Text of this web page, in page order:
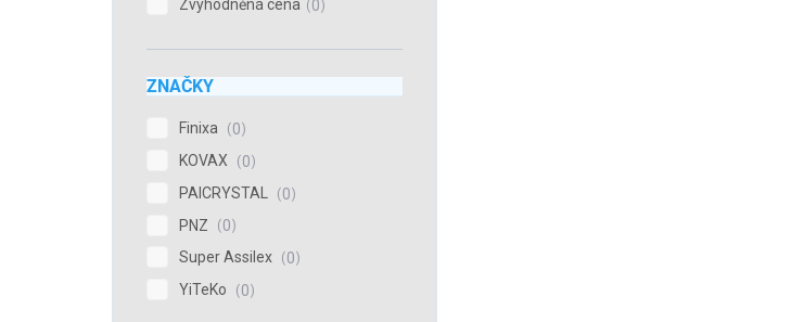
Zvýhodněná cena
0
ZNAČKY
Finixa
0
KOVAX
0
PAICRYSTAL
0
PNZ
0
Super Assilex
0
YiTeKo
0